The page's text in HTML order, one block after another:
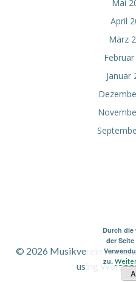
Mai
April
März
Januar
© 2026 Musikverein
using
Durch die
der
zu.